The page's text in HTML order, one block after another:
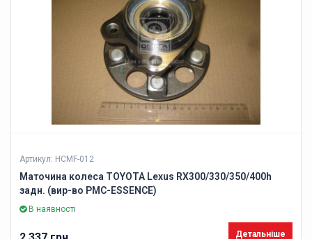
Артикул: HCMF-012
Маточина колеса TOYOTA Lexus RX300/330/350/400h
задн. (вир-во PMC-ESSENCE)
В наявності
Детальніше